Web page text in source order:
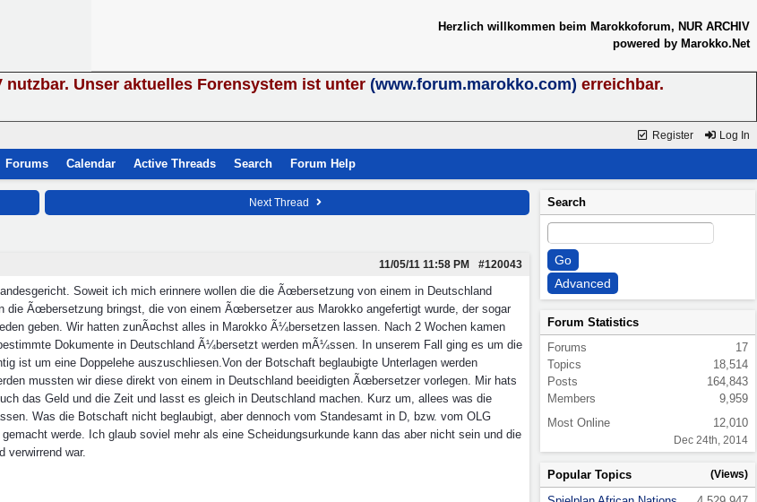
Herzlich willkommen beim Marokkoforum, NUR ARCHIV
powered by Marokko.Net
Unser aktuelles Forensystem ist unter (www.forum.marokko.com) erreichbar.
Register Log In
Forums Calendar Active Threads Search Forum Help
Next Thread
#120043
11/05/11 11:58 PM
Soweit ich mich erinnere wollen die die Ãœbersetzung von einem in Deutschland
Ãœbersetzung bringst, die von einem Ãœbersetzer aus Marokko angefertigt wurde, der sogar
geben. Wir hatten zunÃ¤chst alles in Marokko Ã¼bersetzen lassen. Nach 2 Wochen kamen
Dokumente in Deutschland Ã¼bersetzt werden mÃ¼ssen. In unserem Fall ging es um die
ist um eine Doppelehe auszuschliesen.Von der Botschaft beglaubigte Unterlagen werden
mussten wir diese direkt von einem in Deutschland beeidigten Ãœbersetzer vorlegen. Mir hats
das Geld und die Zeit und lasst es gleich in Deutschland machen. Kurz um, allees was die
Was die Botschaft nicht beglaubigt, aber dennoch vom Standesamt in D, bzw. vom OLG
werde. Ich glaub soviel mehr als eine Scheidungsurkunde kann das aber nicht sein und die
verwirrend war.
Search
Forum Statistics
Forums
17
Topics
18,514
Posts
164,843
Members
9,959
Most Online
12,010
Dec 24th, 2014
Popular Topics (Views)